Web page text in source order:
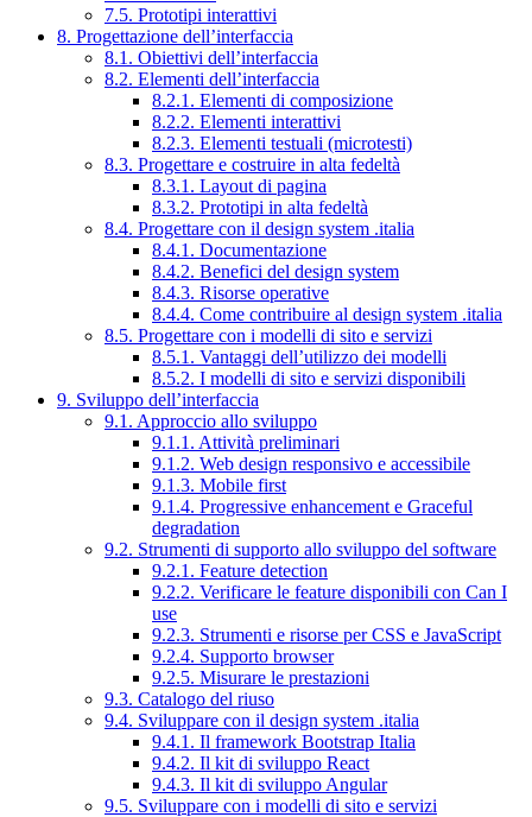
7.5. Prototipi interattivi
8. Progettazione dell’interfaccia
8.1. Obiettivi dell’interfaccia
8.2. Elementi dell’interfaccia
8.2.1. Elementi di composizione
8.2.2. Elementi interattivi
8.2.3. Elementi testuali (microtesti)
8.3. Progettare e costruire in alta fedeltà
8.3.1. Layout di pagina
8.3.2. Prototipi in alta fedeltà
8.4. Progettare con il design system .italia
8.4.1. Documentazione
8.4.2. Benefici del design system
8.4.3. Risorse operative
8.4.4. Come contribuire al design system .italia
8.5. Progettare con i modelli di sito e servizi
8.5.1. Vantaggi dell’utilizzo dei modelli
8.5.2. I modelli di sito e servizi disponibili
9. Sviluppo dell’interfaccia
9.1. Approccio allo sviluppo
9.1.1. Attività preliminari
9.1.2. Web design responsivo e accessibile
9.1.3. Mobile first
9.1.4. Progressive enhancement e Graceful
degradation
9.2. Strumenti di supporto allo sviluppo del software
9.2.1. Feature detection
9.2.2. Verificare le feature disponibili con Can I
use
9.2.3. Strumenti e risorse per CSS e JavaScript
9.2.4. Supporto browser
9.2.5. Misurare le prestazioni
9.3. Catalogo del riuso
9.4. Sviluppare con il design system .italia
9.4.1. Il framework Bootstrap Italia
9.4.2. Il kit di sviluppo React
9.4.3. Il kit di sviluppo Angular
9.5. Sviluppare con i modelli di sito e servizi